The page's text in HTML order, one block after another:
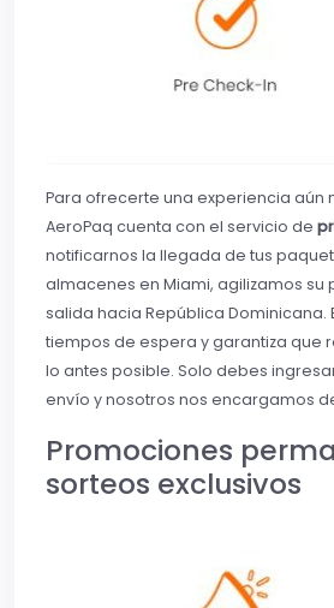
Para ofrecerte una experiencia aún
AeroPaq cuenta con el servicio de
notificarnos la llegada de tus
almacenes en Miami, agilizamos su
salida hacia República Dominicana.
tiempos de espera y garantiza que
lo antes posible. Solo debes
envío y nosotros nos encargamos
Promociones
sorteos exclusivos